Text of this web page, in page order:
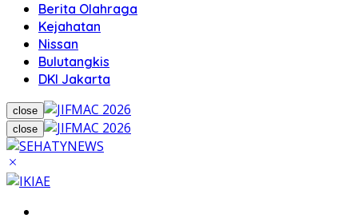
Berita Olahraga
Kejahatan
Nissan
Bulutangkis
DKI Jakarta
close
close